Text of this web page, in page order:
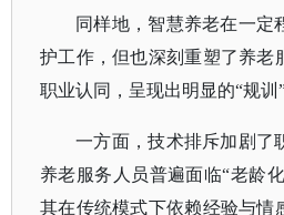
同样地，智慧养老在一定
护工作，但也深刻重塑了养老
职业认同，呈现出明显的“规训
一方面，技术排斥加剧了
养老服务人员普遍面临“老龄
其在传统模式下依赖经验与情